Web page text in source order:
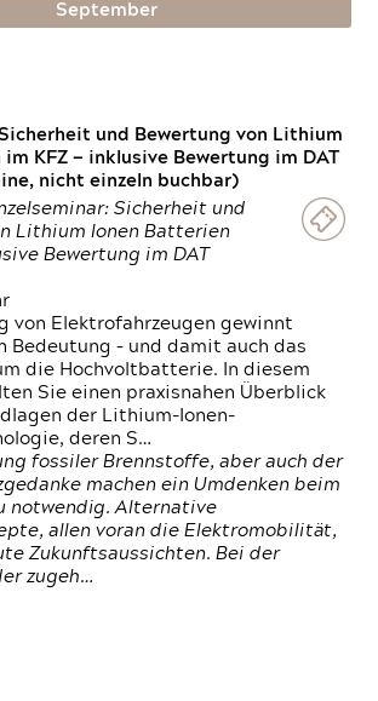
September
und Bewertung von Lithium
im KFZ — inklusive Bewertung im DAT
nicht einzeln buchbar)
Sicherheit und
Lithium Ionen Batterien
Bewertung im DAT
von Elektrofahrzeugen gewinnt
Bedeutung – und damit auch das
die Hochvoltbatterie. In diesem
Sie einen praxisnahen Überblick
der Lithium-Ionen-
deren S…
fossiler Brennstoffe, aber auch der
machen ein Umdenken beim
notwendig. Alternative
allen voran die Elektromobilität,
Zukunftsaussichten. Bei der
zugeh…